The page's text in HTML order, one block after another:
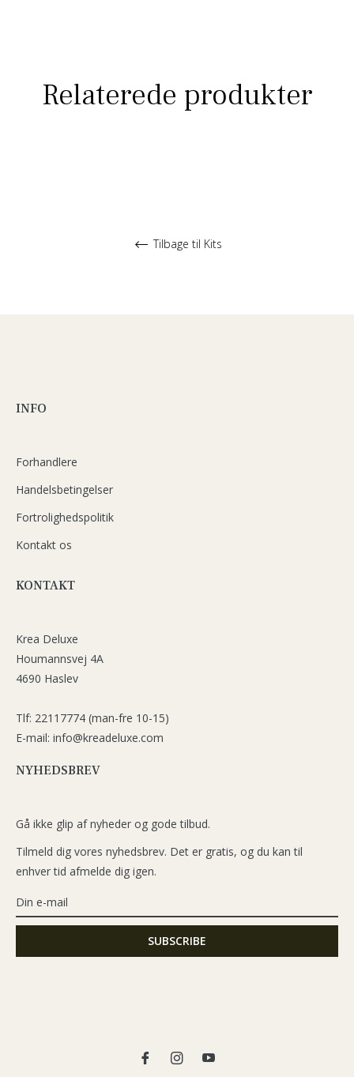
Relaterede produkter
Tilbage til Kits
INFO
Forhandlere
Handelsbetingelser
Fortrolighedspolitik
Kontakt os
KONTAKT
Krea Deluxe
Houmannsvej 4A
4690 Haslev
Tlf: 22117774 (man-fre 10-15)
E-mail: info@kreadeluxe.com
NYHEDSBREV
Gå ikke glip af nyheder og gode tilbud.
Tilmeld dig vores nyhedsbrev. Det er gratis, og du kan til
enhver tid afmelde dig igen.
Ins
You